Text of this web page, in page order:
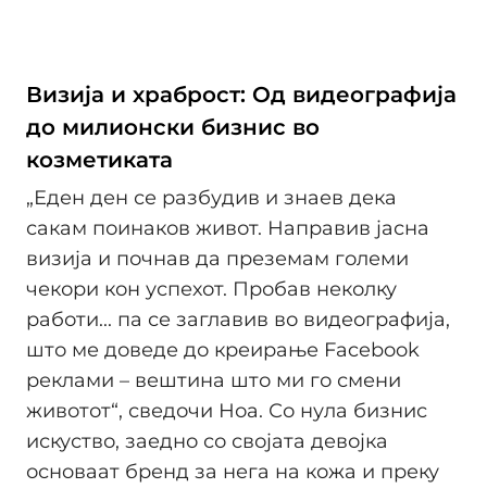
Визија и храброст: Од видеографија
до милионски бизнис во
козметиката
„Еден ден се разбудив и знаев дека
сакам поинаков живот. Направив јасна
визија и почнав да преземам големи
чекори кон успехот. Пробав неколку
работи... па се заглавив во видеографија,
што ме доведе до креирање Facebook
реклами – вештина што ми го смени
животот“, сведочи Ноа. Со нула бизнис
искуство, заедно со својата девојка
оснoваат бренд за нега на кожа и преку